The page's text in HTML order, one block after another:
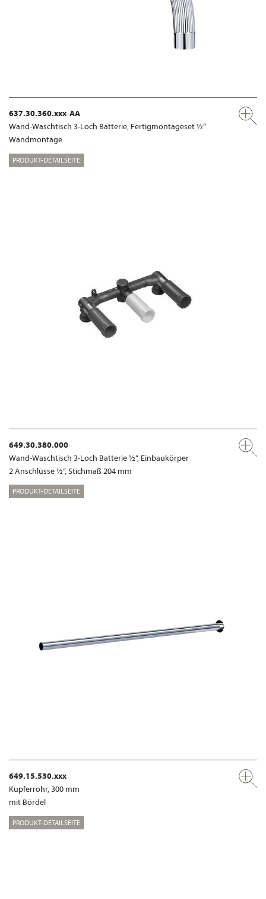
637.30.360.xxx-AA
Wand-Waschtisch 3-Loch Batterie, Fertigmontageset ½“
Wandmontage
PRODUKT-DETAILSEITE
649.30.380.000
Wand-Waschtisch 3-Loch Batterie ½“, Einbaukörper
2 Anschlüsse ½“, Stichmaß 204 mm
PRODUKT-DETAILSEITE
649.15.530.xxx
Kupferrohr, 300 mm
mit Bördel
PRODUKT-DETAILSEITE